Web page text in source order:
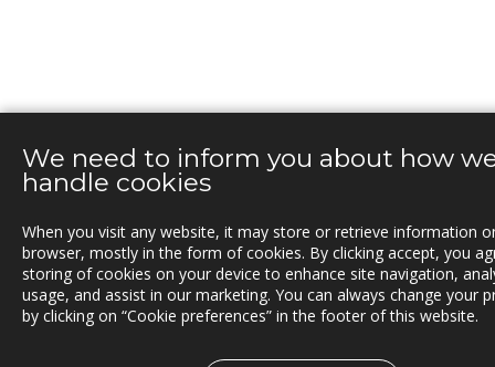
We need to inform you about how
handle cookies
When you visit any website, it may store or retrieve information
browser, mostly in the form of cookies. By clicking accept, you
storing of cookies on your device to enhance site navigation,
usage, and assist in our marketing. You can always change your
by clicking on “Cookie preferences” in the footer of this website.